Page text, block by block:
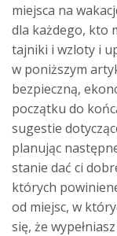
miejsca na
dla każdego, kto
tajniki i wzloty i
w poniższym
bezpieczną,
początku do
sugestie
planując
stanie dać ci
których
od miejsc, w
się, że